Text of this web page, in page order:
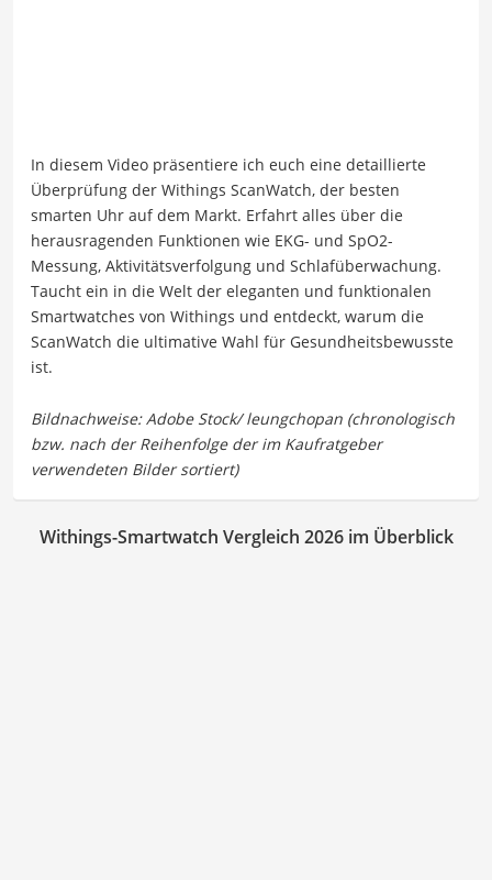
In diesem Video präsentiere ich euch eine detaillierte
Überprüfung der Withings ScanWatch, der besten
smarten Uhr auf dem Markt. Erfahrt alles über die
herausragenden Funktionen wie EKG- und SpO2-
Messung, Aktivitätsverfolgung und Schlafüberwachung.
Taucht ein in die Welt der eleganten und funktionalen
Smartwatches von Withings und entdeckt, warum die
ScanWatch die ultimative Wahl für Gesundheitsbewusste
ist.
Withings-Smartwatch Vergleich 2026 im Überblick